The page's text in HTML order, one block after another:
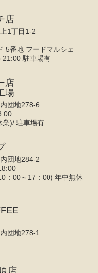
店
1丁目1-2
5番地 フードマルシェ
21:00 駐車場有
店
場
団地278-6
業)/ 駐車場有
団地284-2
：00～17：00) 年中無休
団地278-1
店